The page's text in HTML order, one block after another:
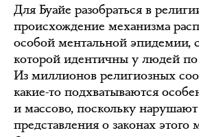
Для Буайе разобраться в
происхождение механизма
особой ментальной эпидемии,
которой идентичны у людей
Из миллионов религиозных
какие-то подхватываются
и массово, поскольку
представления о законах этого